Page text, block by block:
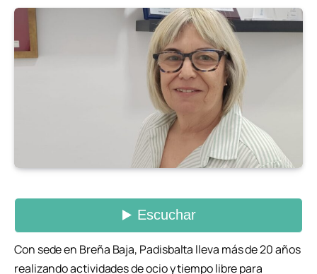
Con sede en Breña Baja, Padisbalta lleva más de 20 años
realizando actividades de ocio y tiempo libre para